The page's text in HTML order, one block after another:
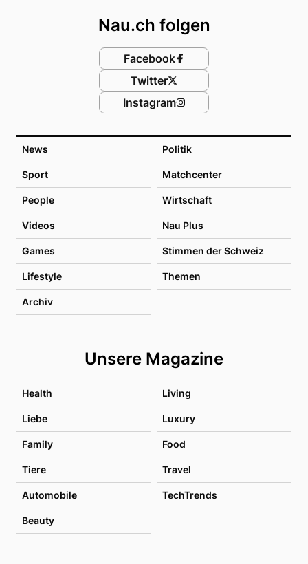
News Politik
Sport Matchcenter
People Wirtschaft
Videos Nau Plus
Games Stimmen der Schweiz
Lifestyle Themen
Archiv
Unsere Magazine
Health Living
Liebe Luxury
Family Food
Tiere Travel
Automobile TechTrends
Beauty
Nau.ch folgen
Facebook
Twitter
Instagram